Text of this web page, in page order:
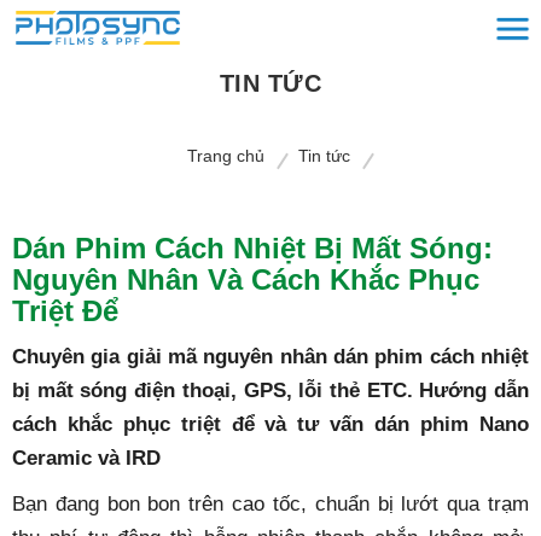
TIN TỨC
Trang chủ Tin tức
Dán Phim Cách Nhiệt Bị Mất Sóng:
Nguyên Nhân Và Cách Khắc Phục
Triệt Để
Chuyên gia giải mã nguyên nhân dán phim cách nhiệt
bị mất sóng điện thoại, GPS, lỗi thẻ ETC. Hướng dẫn
cách khắc phục triệt để và tư vấn dán phim Nano
Ceramic và IRD
Bạn đang bon bon trên cao tốc, chuẩn bị lướt qua trạm